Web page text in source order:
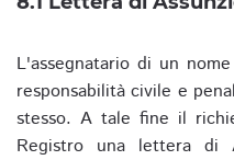
L'assegnatario di un
responsabilità civile e
stesso. A tale fine il
Registro una lettera di